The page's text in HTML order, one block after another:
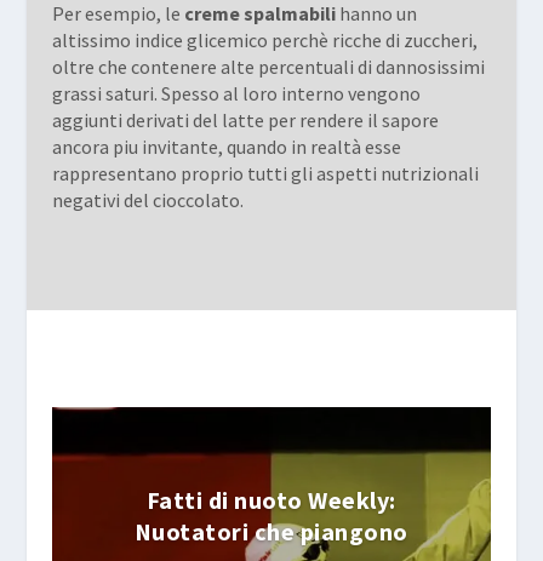
Per esempio, le creme spalmabilihanno un
altissimo indice glicemico perchè ricche di zuccheri,
oltre che contenere alte percentuali di dannosissimi
grassi saturi. Spesso al loro interno vengono
aggiunti derivati del latte per rendere il sapore
ancora piu invitante, quando in realtà esse
rappresentano proprio tutti gli aspetti nutrizionali
negativi del cioccolato.
Fatti di nuoto Weekly:
Nuotatori che piangono